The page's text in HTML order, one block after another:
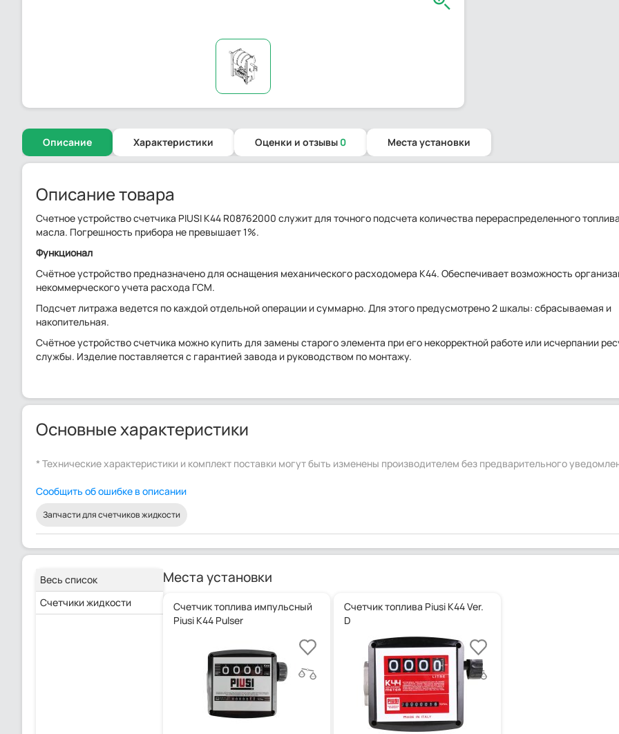
Описание Характеристики Оценки и отзывы 0 Места установки
Описание товара
Счетное устройство счетчика PIUSI K44 R08762000 служит для точного подсчета количества перераспределенного
масла. Погрешность прибора не превышает 1%.
Функционал
Счётное устройство предназначено для оснащения механического расходомера К44. Обеспечивает возможность
некоммерческого учета расхода ГСМ.
Подсчет литража ведется по каждой отдельной операции и суммарно. Для этого предусмотрено 2 шкалы: сбрасываемая и
накопительная.
Счётное устройство счетчика можно купить для замены старого элемента при его некорректной работе или исчерпании
службы. Изделие поставляется с гарантией завода и руководством по монтажу.
Основные характеристики
* Технические характеристики и комплект поставки могут быть изменены производителем без предварительного
Сообщить об ошибке в описании
Запчасти для счетчиков жидкости
Весь список
Счетчики жидкости
Места установки
Счетчик топлива импульсный
Piusi K44 Pulser
Счетчик топлива Piusi K44 Ver.
D